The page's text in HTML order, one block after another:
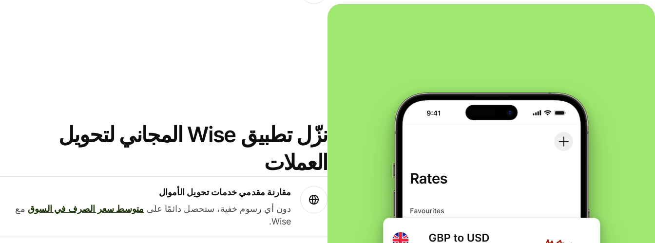
نزّل تطبيق Wise المجاني لتحويل
العملات
مقارنة مقدمي خدمات تحويل الأموال
دون أي رسوم خفية، ستحصل دائمًا على متوسط ​​سعر الصرف في السوق مع
Wise.